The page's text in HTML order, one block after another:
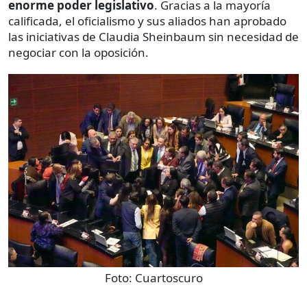
enorme poder legislativo. Gracias a la mayoría
calificada, el oficialismo y sus aliados han aprobado
las iniciativas de Claudia Sheinbaum sin necesidad de
negociar con la oposición.
Foto: Cuartoscuro